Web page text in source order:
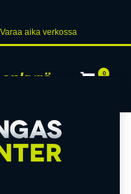
Varaa aika verk​​​​ossa
0